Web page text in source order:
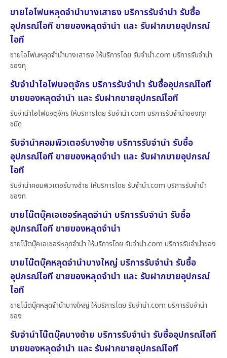
ขายไอโฟนหลุดจำนำบางเสาธง บริการรับจำนำ รับซื้อ
อุปกรณ์ไอที ขายของหลุดจำนำ และ รับฝากขายอุปกรณ์
ไอที
ขายไอโฟนหลุดจำนำบางเสาธง ให้บริการโดย รับจํานํา.com บริการรับจำนำ
ของทุ
รับจำนำไอโฟนจตุจักร บริการรับจำนำ รับซื้ออุปกรณ์ไอที
ขายของหลุดจำนำ และ รับฝากขายอุปกรณ์ไอที
รับจำนำไอโฟนจตุจักร ให้บริการโดย รับจํานํา.com บริการรับจำนำของทุก
ชนิด
รับจำนำคอมพิวเตอร์บางซ้าย บริการรับจำนำ รับซื้อ
อุปกรณ์ไอที ขายของหลุดจำนำ และ รับฝากขายอุปกรณ์
ไอที
รับจำนำคอมพิวเตอร์บางซ้าย ให้บริการโดย รับจํานํา.com บริการรับจำนำ
ของท
ขายโน๊ตบุ๊คเอเซอร์หลุดจำนำ บริการรับจำนำ รับซื้อ
อุปกรณ์ไอที ขายของหลุดจำนำ
ขายโน๊ตบุ๊คเอเซอร์หลุดจำนำ ให้บริการโดย รับจํานํา.com บริการรับจำนำของ
ขายโน๊ตบุ๊คหลุดจำนำบางใหญ่ บริการรับจำนำ รับซื้อ
อุปกรณ์ไอที ขายของหลุดจำนำ และ รับฝากขายอุปกรณ์
ไอที
ขายโน๊ตบุ๊คหลุดจำนำบางใหญ่ ให้บริการโดย รับจํานํา.com บริการรับจำนำ
ของ
รับจำนำโน๊ตบุ๊คบางซ้าย บริการรับจำนำ รับซื้ออุปกรณ์ไอที
ขายของหลุดจำนำ และ รับฝากขายอุปกรณ์ไอที